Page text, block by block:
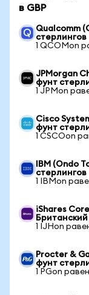
в GBP
Qualcomm
стерлингов
1 QCOMon
JPMorgan
фунт
1 JPMon
Cisco
фунт
1 CSCOon
IBM (Ondo
стерлингов
1 IBMon
iShares
1 IJHon
Procter &
фунт
1 PGon равен